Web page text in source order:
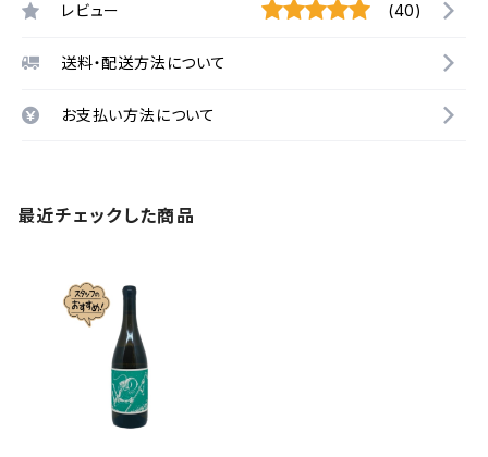
レビュー (40)
送料・配送方法について
お支払い方法について
最近チェックした商品